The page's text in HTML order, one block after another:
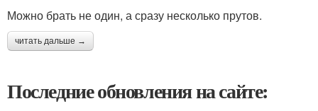
Можно брать не один, а сразу несколько прутов.
читать дальше →
Последние обновления на сайте: